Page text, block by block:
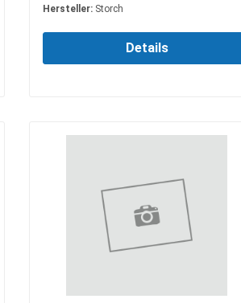
Hersteller: Storch
Details